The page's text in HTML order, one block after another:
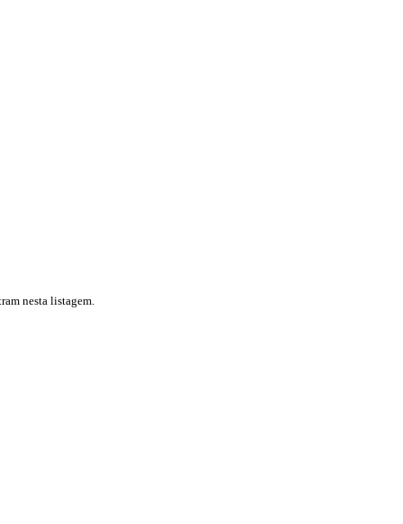
nesta listagem.